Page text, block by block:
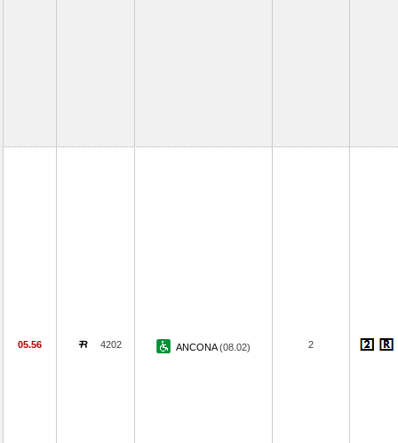
05.56 4202 ANCONA(08.02) 2